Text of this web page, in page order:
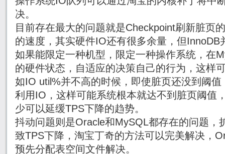
决。
目前存在最大的问题就是Checkpoint刷新脏页
的速度，其实硬件IO还有很多余量，但InnoDB
如果能限定一种机型，限定一种操作系统，在
的硬件状态，自适应的决策自己的行为，这样
如IO util%并不高的时候，即使脏页还没到阈
利用IO，这样可能系统根本就达不到脏页阈值
少可以延缓TPS下降的趋势。
抖动问题则是Oracle和MySQL都存在的问题，
致TPS下降，淘宝丁奇的方法可以完美解决，
预先分配表空间文件解决。